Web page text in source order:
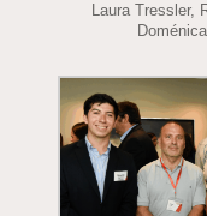
Laura Tressler,